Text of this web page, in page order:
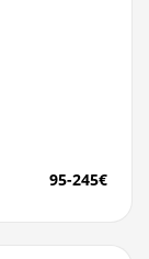
95-245€